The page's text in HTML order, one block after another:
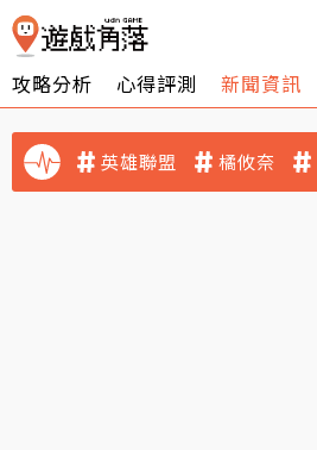
攻略分析 心得評測 新聞資訊
英雄聯盟 橘攸奈